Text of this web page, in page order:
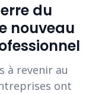
du
nouveau
à revenir au
ont